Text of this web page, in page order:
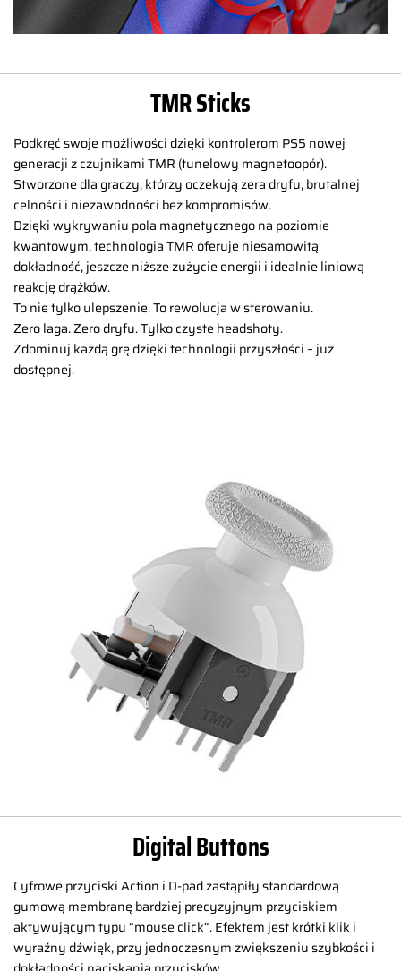
TMR Sticks
Podkręć swoje możliwości dzięki kontrolerom PS5 nowej
generacji z czujnikami TMR (tunelowy magnetoopór).
Stworzone dla graczy, którzy oczekują zera dryfu, brutalnej
celności i niezawodności bez kompromisów.
Dzięki wykrywaniu pola magnetycznego na poziomie
kwantowym, technologia TMR oferuje niesamowitą
dokładność, jeszcze niższe zużycie energii i idealnie liniową
reakcję drążków.
To nie tylko ulepszenie. To rewolucja w sterowaniu.
Zero laga. Zero dryfu. Tylko czyste headshoty.
Zdominuj każdą grę dzięki technologii przyszłości – już
dostępnej.
Digital Buttons
Cyfrowe przyciski Action i D-pad zastąpiły standardową
gumową membranę bardziej precyzyjnym przyciskiem
aktywującym typu “mouse click”. Efektem jest krótki klik i
wyraźny dźwięk, przy jednoczesnym zwiększeniu szybkości i